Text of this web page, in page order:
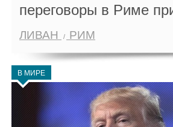
переговоры в Риме
ЛИВАН РИМ
В МИРЕ